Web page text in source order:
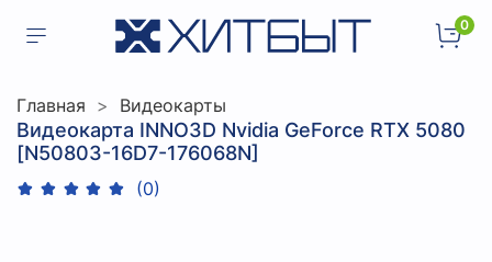
0
Главная Видеокарты
Видеокарта INNO3D Nvidia GeForce RTX 5080
[N50803-16D7-176068N]
(0)